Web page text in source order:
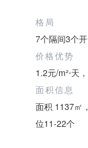
格局
7个隔间3个
价格优势
1.2元/m²⋅天
面积信息
面积 1137㎡
位11-22个